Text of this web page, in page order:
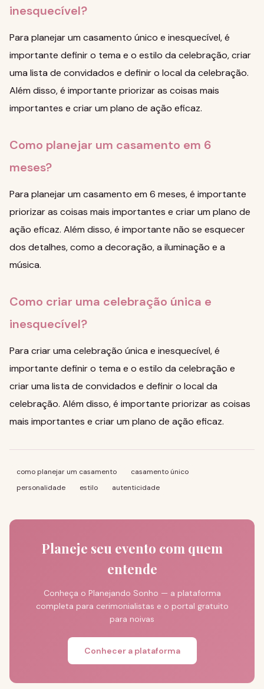
inesquecível?
Para planejar um casamento único e inesquecível, é
importante definir o tema e o estilo da celebração, criar
uma lista de convidados e definir o local da celebração.
Além disso, é importante priorizar as coisas mais
importantes e criar um plano de ação eficaz.
Como planejar um casamento em 6
meses?
Para planejar um casamento em 6 meses, é importante
priorizar as coisas mais importantes e criar um plano de
ação eficaz. Além disso, é importante não se esquecer
dos detalhes, como a decoração, a iluminação e a
música.
Como criar uma celebração única e
inesquecível?
Para criar uma celebração única e inesquecível, é
importante definir o tema e o estilo da celebração e
criar uma lista de convidados e definir o local da
celebração. Além disso, é importante priorizar as coisas
mais importantes e criar um plano de ação eficaz.
como planejar um casamento
casamento único
personalidade
estilo autenticidade
Planeje seu evento com quem
entende
Conheça o Planejando Sonho — a plataforma
completa para cerimonialistas e o portal gratuito
para noivas
Conhecer a plataforma